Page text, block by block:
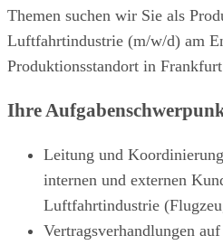
Themen suchen wir Sie als
Luftfahrtindustrie (m/w/d) am
Produktionsstandort in
Ihre
Leitung und
internen und externen
Luftfahrtindustrie
Vertragsverhandlungen